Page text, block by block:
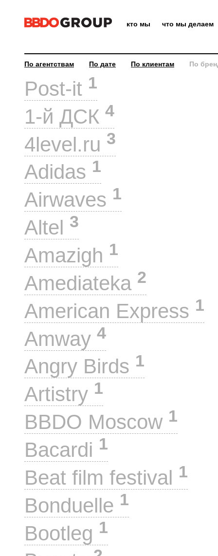
кто мы что мы делаем
По агентствам По дате По клиентам По
Post-it 1
1-й ДСК 4
4level.ru 3
Adidas 1
Airwaves 1
Altel 3
Amazigh 1
Amediateka 2
American Express 1
Amway 4
Angry Birds 1
Artistry 1
BBDO Moscow 1
Bacardi 1
Beat film festival 1
Bonduelle 1
Bootleg 1